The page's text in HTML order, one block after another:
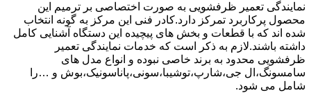
نمایندگی تعمیر ظرفشویی به صورت اختصاصی بر ترمیم این
محصول پرکاربرد تمرکز دارد.کادر فنی این مرکز به گونه انتخاب
شده اند که با قطعات و بخش های پیچیده این دستگاه آشنایی کامل
داشته باشند.لازم به ذکر است که خدمات نمایندگی تعمیر
ظرفشویی محدود به برند خاصی نبوده و انواع مدل های
سامسونگ،ال جی،شارپ،توشیبا،سونی،پاناسونیک،بوش و …را
شامل می شود.